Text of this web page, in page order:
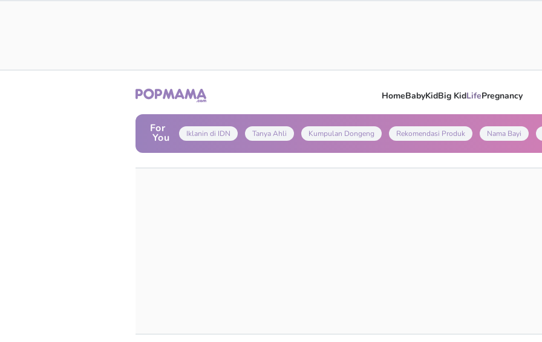
HomeBabyKidBig KidLifePregnancy
For
You Iklanin di IDN Tanya Ahli Kumpulan Dongeng Rekomendasi Produk Nama Bayi